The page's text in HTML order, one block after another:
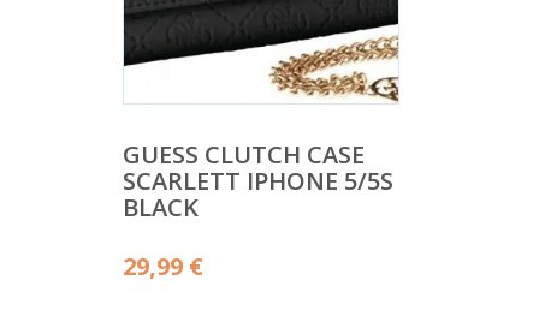
GUESS CLUTCH CASE
SCARLETT IPHONE 5/5S
BLACK
29,99 €